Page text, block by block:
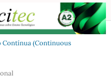
Contínua (Continuous